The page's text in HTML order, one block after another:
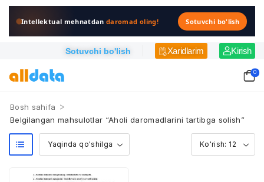
Intellektual mehnatdandaromad oling! Sotuvchi bo'lish
Sotuvchi bo'lish Xaridlarim Kirish
0
Bosh sahifa >
Belgilangan mahsulotlar “Aholi daromadlarini tartibga solish”